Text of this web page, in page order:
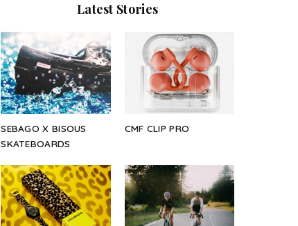
Latest Stories
SEBAGO X BISOUS
SKATEBOARDS
CMF CLIP PRO